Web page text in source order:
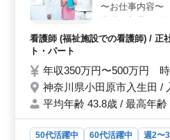
代や60代の経験豊富な方が活
層が多く、支え合いながら働け
経験と知識を重視する求人で、
す。年齢を活かし、安定した職
す。
〜お仕事内容〜
添い ・入浴の介
今までの経験を
看護師 (福祉施設での看護師) / 正
ト・パート
年収350万円〜500万円
神奈川県小田原市入生田 /
平均年齢 43.8歳 / 最高年齢
50代活躍中 60代活躍中 週2〜